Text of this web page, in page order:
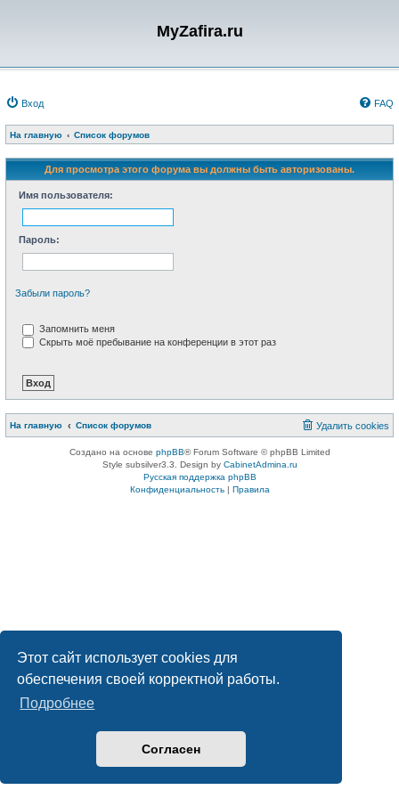
Этот сайт использует cookies для
обеспечения своей корректной работы.
Подробнее
Согласен
MyZafira.ru
Вход FAQ
На главную Список форумов
Для просмотра этого форума вы должны быть авторизованы.
Имя пользователя:
Пароль:
Забыли пароль?
Запомнить меня
Скрыть моё пребывание на конференции в этот раз
На главную Список форумов Удалить cookies
Создано на основе phpBB® Forum Software © phpBB Limited
Style subsilver3.3. Design by CabinetAdmina.ru
Русская поддержка phpBB
Конфиденциальность| Правила